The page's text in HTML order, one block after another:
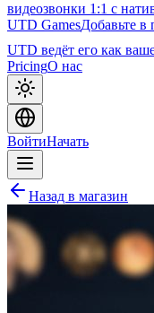
видеозвонки 1:1 с
UTD GamesДобавьте
UTD ведёт его как
PricingО нас
ВойтиНачать
Назад в магазин